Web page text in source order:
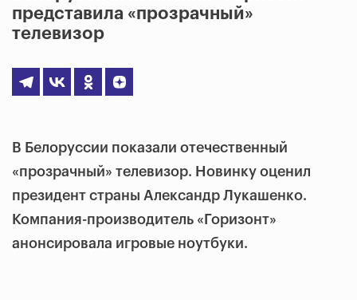
представила «прозрачный»
телевизор
В Белоруссии показали отечественный
«прозрачный» телевизор. Новинку оценил
президент страны Александр Лукашенко.
Компания-производитель «Горизонт»
анонсировала игровые ноутбуки.